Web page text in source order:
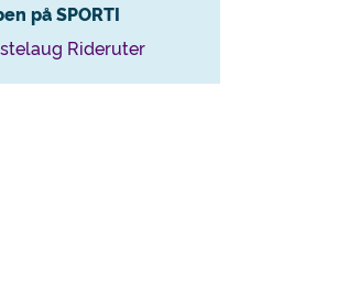
på SPORTI
Rideruter